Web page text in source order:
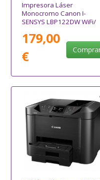
Impresora Láser
Monocromo Canon I-
SENSYS LBP122DW WiFi/
179,00
€